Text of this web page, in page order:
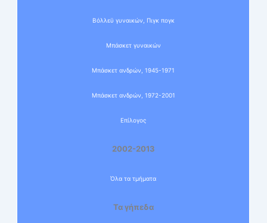
Βόλλεϋ γυναικών, Πιγκ πογκ
Μπάσκετ γυναικών
Μπάσκετ ανδρών, 1945-1971
Μπάσκετ ανδρών, 1972-2001
Επίλογος
2002-2013
Όλα τα τμήματα
Τα γήπεδα